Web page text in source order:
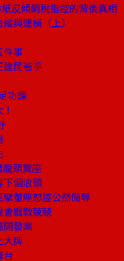
反傾銷稅指控的背後真相
與連橫（上）
事
民著手
功課
頭寶座
個浪頭
董座怒控公然侮辱
戰戰兢兢
發案
牌
台